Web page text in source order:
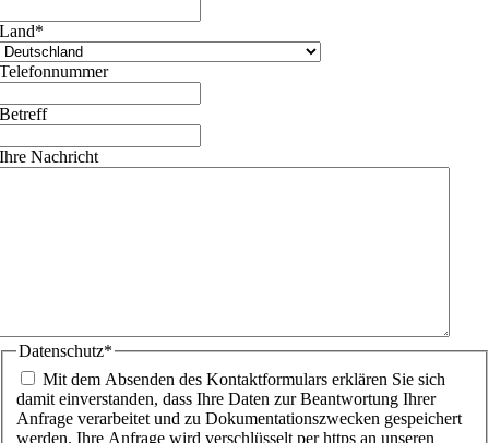
Land*
Telefonnummer
Betreff
Ihre Nachricht
Datenschutz*
Mit dem Absenden des Kontaktformulars erklären Sie sich
damit einverstanden, dass Ihre Daten zur Beantwortung Ihrer
Anfrage verarbeitet und zu Dokumentationszwecken gespeichert
werden. Ihre Anfrage wird verschlüsselt per https an unseren